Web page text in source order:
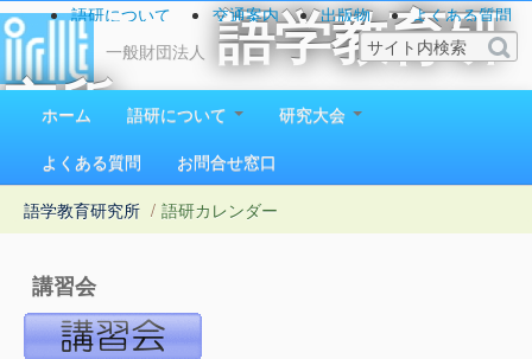
一般財団法人
語学教育研
究所
1923（大正12）年創立
語研について 交通案内 出版物
よくある質問
お問い合わせ
ホーム 語研について
研究大会
よくある質問
お問合せ窓口
語学教育研究所 / 語研カレンダー
講習会